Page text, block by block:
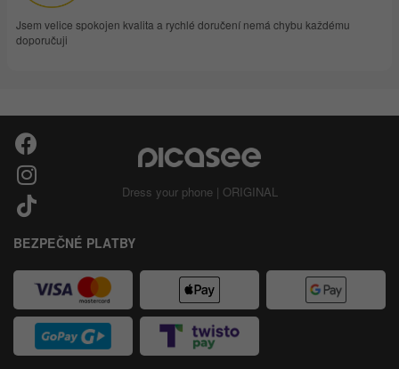
Jsem velice spokojen kvalita a rychlé doručení nemá chybu každému
doporučuji
Dress your phone | ORIGINAL
BEZPEČNÉ PLATBY